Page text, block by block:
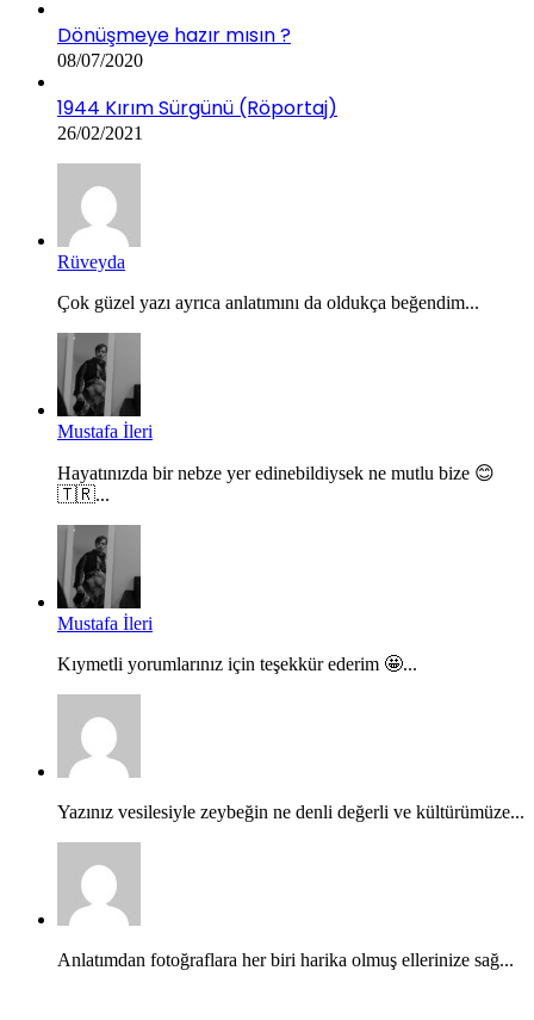
Dönüşmeye hazır mısın ?
08/07/2020
1944 Kırım Sürgünü (Röportaj)
26/02/2021
Rüveyda
Çok güzel yazı ayrıca anlatımını da oldukça beğendim...
Mustafa İleri
Hayatınızda bir nebze yer edinebildiysek ne mutlu bize 😊
🇹🇷...
Mustafa İleri
Kıymetli yorumlarınız için teşekkür ederim 🤩...
Yazınız vesilesiyle zeybeğin ne denli değerli ve kültürümüze...
Anlatımdan fotoğraflara her biri harika olmuş ellerinize sağ...